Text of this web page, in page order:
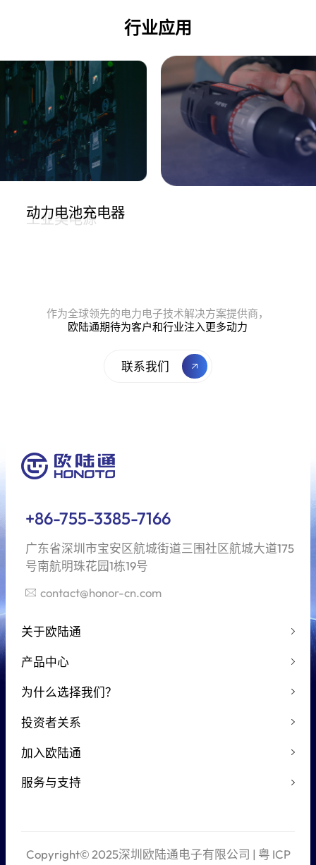
行业应用
动力电池充电器
作为全球领先的电力电子技术解决方案提供商，
欧陆通期待为客户和行业注入更多动力
联系我们
+86-755-3385-7166
广东省深圳市宝安区航城街道三围社区航城大道175
号南航明珠花园1栋19号
contact@honor-cn.com
关于欧陆通
产品中心
为什么选择我们？
投资者关系
加入欧陆通
服务与支持
Copyright© 2025深圳欧陆通电子有限公司 | 粤 ICP